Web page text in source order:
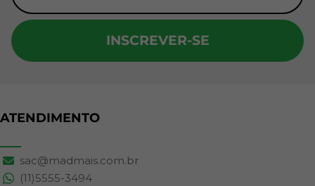
INSCREVER-SE
ATENDIMENTO
sac@madmais.com.br
(11)5555-3494